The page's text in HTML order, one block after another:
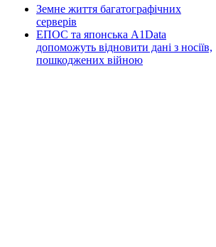
Земне життя багатографічних
серверів
ЕПОС та японська A1Data
допоможуть відновити дані з носіїв,
пошкоджених війною